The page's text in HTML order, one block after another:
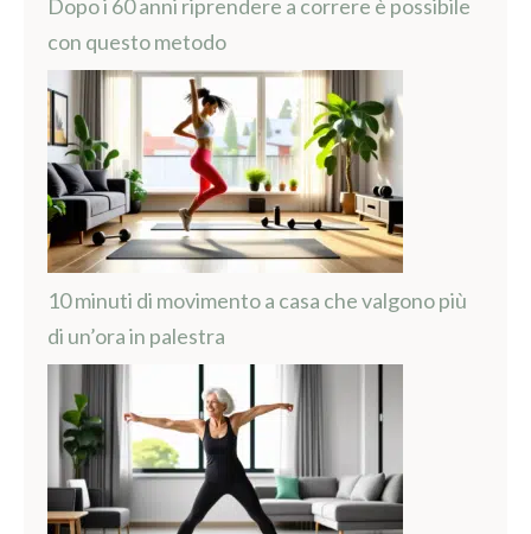
Dopo i 60 anni riprendere a correre è possibile
con questo metodo
10 minuti di movimento a casa che valgono più
di un’ora in palestra